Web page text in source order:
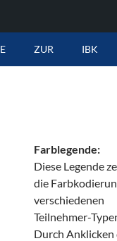
ZUR IBK
Farblegende:
Diese Legende
die
verschiedenen
Teilnehmer-
Durch Anklicken